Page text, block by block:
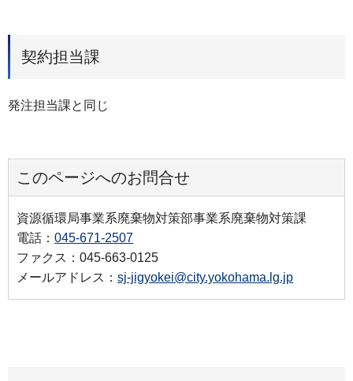
契約担当課
発注担当課と同じ
このページへのお問合せ
資源循環局事業系廃棄物対策部事業系廃棄物対策課
電話： 045-671-2507
ファクス：045-663-0125
メールアドレス： sj-jigyokei@city.yokohama.lg.jp